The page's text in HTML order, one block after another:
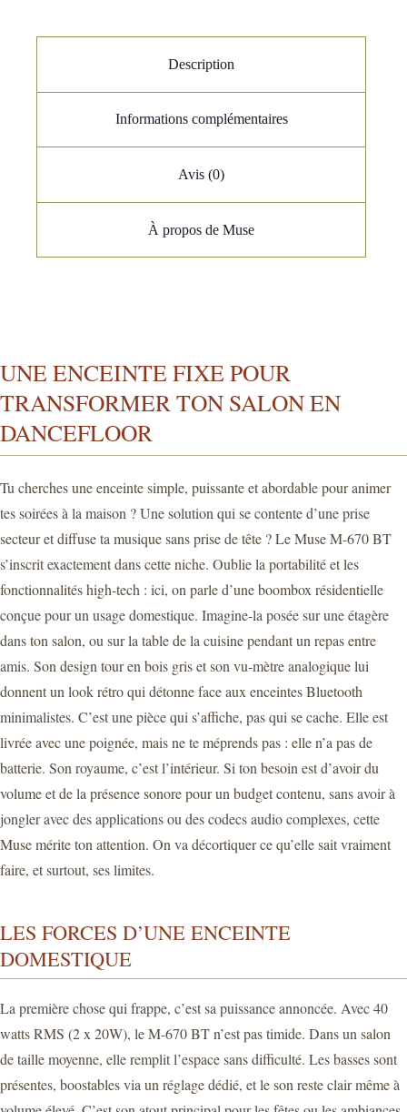
Description
Informations complémentaires
Avis (0)
À propos de Muse
UNE ENCEINTE FIXE POUR
TRANSFORMER TON SALON EN
DANCEFLOOR
Tu cherches une enceinte simple, puissante et abordable pour animer
tes soirées à la maison ? Une solution qui se contente d’une prise
secteur et diffuse ta musique sans prise de tête ? Le Muse M-670 BT
s’inscrit exactement dans cette niche. Oublie la portabilité et les
fonctionnalités high-tech : ici, on parle d’une boombox résidentielle
conçue pour un usage domestique. Imagine-la posée sur une étagère
dans ton salon, ou sur la table de la cuisine pendant un repas entre
amis. Son design tour en bois gris et son vu-mètre analogique lui
donnent un look rétro qui détonne face aux enceintes Bluetooth
minimalistes. C’est une pièce qui s’affiche, pas qui se cache. Elle est
livrée avec une poignée, mais ne te méprends pas : elle n’a pas de
batterie. Son royaume, c’est l’intérieur. Si ton besoin est d’avoir du
volume et de la présence sonore pour un budget contenu, sans avoir à
jongler avec des applications ou des codecs audio complexes, cette
Muse mérite ton attention. On va décortiquer ce qu’elle sait vraiment
faire, et surtout, ses limites.
LES FORCES D’UNE ENCEINTE
DOMESTIQUE
La première chose qui frappe, c’est sa puissance annoncée. Avec 40
watts RMS (2 x 20W), le M-670 BT n’est pas timide. Dans un salon
de taille moyenne, elle remplit l’espace sans difficulté. Les basses sont
présentes, boostables via un réglage dédié, et le son reste clair même à